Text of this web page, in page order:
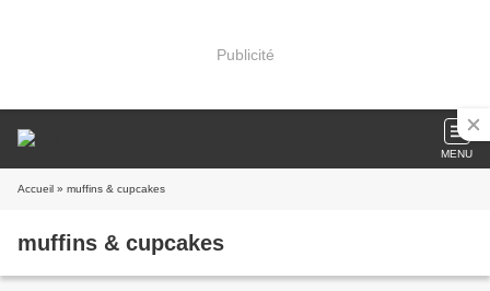
Publicité
MENU
Accueil » muffins & cupcakes
muffins & cupcakes